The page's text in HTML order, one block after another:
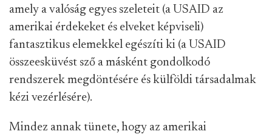
amely a valóság egyes szeleteit (a USAID az
amerikai érdekeket és elveket képviseli)
fantasztikus elemekkel egészíti ki (a USAID
összeesküvést sző a másként gondolkodó
rendszerek megdöntésére és külföldi társadalmak
kézi vezérlésére).
Mindez annak tünete, hogy az amerikai